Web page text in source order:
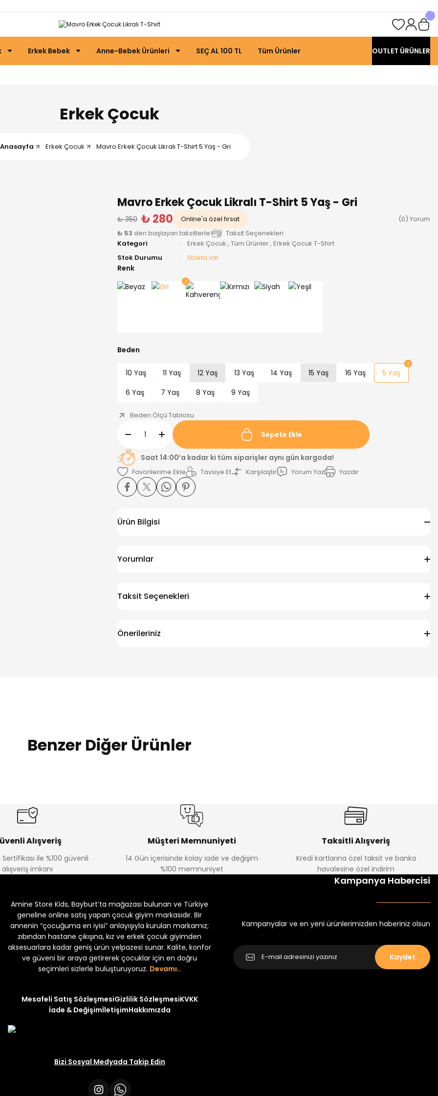
Erkek Bebek Anne-Bebek Ürünleri SEÇ AL 100 TL Tüm Ürünler OUTLET ÜRÜNLER
Erkek Çocuk
Anasayfa Erkek Çocuk Mavro Erkek Çocuk Likralı T-Shirt 5 Yaş - Gri
Mavro Erkek Çocuk Likralı T-Shirt 5 Yaş - Gri
₺ 350 ₺ 280 Online'a özel fırsat
(0) Yorum
₺ 53 den başlayan taksitlerle!
Taksit Seçenekleri
Kategori
Erkek Çocuk , Tüm Ürünler, Erkek Çocuk T-Shirt
Stok Durumu
Stokta var
Renk
Beden
10 Yaş 11 Yaş 12 Yaş 13 Yaş 14 Yaş 15 Yaş 16 Yaş
5 Yaş
6 Yaş
7 Yaş 8 Yaş 9 Yaş
Beden Ölçü Tablosu
Sepete Ekle
Saat 14:00’a kadar ki tüm siparişler aynı gün kargoda!
Tavsiye Et Karşılaştır Yorum Yaz Yazdır
Ürün Bilgisi
Yorumlar
Taksit Seçenekleri
Önerileriniz
Benzer Diğer Ürünler
Yeni
Kampçı Minik Erkek Çocuk 2'li Şortlu Takım
%30
Yeni
₺ 500 ₺ 350
%30
Minik Kral Erkek Çocuk 2'li Şortlu Takım
2'li Şortlu Takım
Alışveriş
Sertifikası ile %100 güvenli
alışveriş imkanı
Müşteri Memnuniyeti
14 Gün içerisinde kolay iade ve değişim
%100 memnuniyet
Taksitli Alışveriş
Kredi kartlarına özel taksit ve banka
havalesine özel indirim
Amine Store Kids, Bayburt’ta mağazası bulunan ve Türkiye
geneline online satış yapan çocuk giyim markasıdır. Bir
annenin “çocuğuma en iyisi” anlayışıyla kurulan markamız;
zıbından hastane çıkışına, kız ve erkek çocuk giyimden
aksesuarlara kadar geniş ürün yelpazesi sunar. Kalite, konfor
ve güveni bir araya getirerek çocuklar için en doğru
seçimleri sizlerle buluşturuyoruz. Devamı..
Mesafeli Satış SözleşmesiGizlilik SözleşmesiKVKK
İade & DeğişimİletişimHakkımızda
Bizi Sosyal Medyada Takip Edin
Kampanya Habercisi
Kampanyalar ve en yeni ürünlerimizden haberiniz olsun
Kaydet